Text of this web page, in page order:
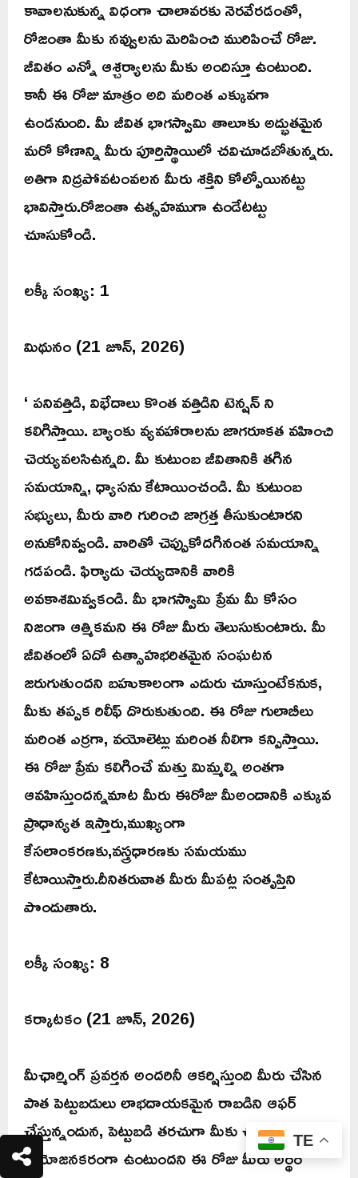
కావాలనుకున్న విధంగా చాలావరకు నెరవేరడంతో,
రోజంతా మీకు నవ్వులను మెరిపించి మురిపించే రోజు.
జీవితం ఎన్నో ఆశ్చర్యాలను మీకు అందిస్తూ ఉంటుంది.
కానీ ఈ రోజు మాత్రం అది మరింత ఎక్కువగా
ఉండనుంది. మీ జీవిత భాగస్వామి తాలూకు అద్భుతమైన
మరో కోణాన్ని మీరు పూర్తిస్థాయిలో చవిచూడబోతున్నరు.
అతిగా నిద్రపోవటంవలన మీరు శక్తిని కోల్పోయినట్టు
భావిస్తారు.రోజంతా ఉత్సహముగా ఉండేటట్టు
చూసుకోండి.
లక్కీ సంఖ్య: 1
మిథునం (21 జూన్, 2026)
‘ పనివత్తిడి, విభేదాలు కొంత వత్తిడిని టెన్షన్ ని
కలిగిస్తాయి. బ్యాంకు వ్యవహారాలను జాగరూకత వహించి
చెయ్యవలసిఉన్నది. మీ కుటుంబ జీవితానికి తగిన
సమయాన్ని, ధ్యాసను కేటాయించండి. మీ కుటుంబ
సభ్యులు, మీరు వారి గురించి జాగ్రత్త తీసుకుంటారని
అనుకోనివ్వండి. వారితో చెప్పుకోదగినంత సమయాన్ని
గడపండి. ఫిర్యాదు చెయ్యడానికి వారికి
అవకాశమివ్వకండి. మీ భాగస్వామి ప్రేమ మీ కోసం
నిజంగా ఆత్మికమని ఈ రోజు మీరు తెలుసుకుంటారు. మీ
జీవితంలో ఏదో ఉత్సాహభరితమైన సంఘటన
జరుగుతుందని బహుకాలంగా ఎదురు చూస్తుంటేకనుక,
మీకు తప్పక రిలీఫ్ దొరుకుతుంది. ఈ రోజు గులాబీలు
మరింత ఎర్రగా, వయోలెట్లు మరింత నీలిగా కన్పిస్తాయి.
ఈ రోజు ప్రేమ కలిగించే మత్తు మిమ్మల్ని అంతగా
ఆవహిస్తుందన్నమాట మీరు ఈరోజు మీఅందానికి ఎక్కువ
ప్రాధాన్యత ఇస్తారు,ముఖ్యంగా
కేసలాంకరణకు,వస్త్రధారణకు సమయము
కేటాయిస్తారు.దీనితరువాత మీరు మీపట్ల సంతృప్తిని
పొందుతారు.
లక్కీ సంఖ్య: 8
కర్కాటకం (21 జూన్, 2026)
మీఛార్మింగ్ ప్రవర్తన అందరినీ ఆకర్షిస్తుంది మీరు చేసిన
పాత పెట్టుబడులు లాభదాయకమైన రాబడిని ఆఫర్
చేస్తున్నందున, పెట్టుబడి తరచుగా మీకు చాలా
ప్రయోజనకరంగా ఉంటుందని ఈ రోజు మీరు అర్థం
TE